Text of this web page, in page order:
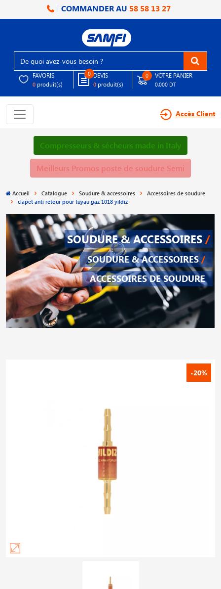
COMMANDER AU 58 58 13 27
FAVORIS
0 produit(s)
0 DEVIS
0 produit(s)
0 VOTRE PANIER
0.000 DT
Accès Client
Compresseurs & sécheurs made in Italy
Meilleurs Promos poste de soudure Semi
Accueil Catalogue Soudure & accessoires
Accessoires de soudure
clapet anti retour pour tuyau gaz 1018 yildiz
SOUDURE & ACCESSOIRES /
SOUDURE & ACCESSOIRES /
ACCESSOIRES DE SOUDURE
-20%